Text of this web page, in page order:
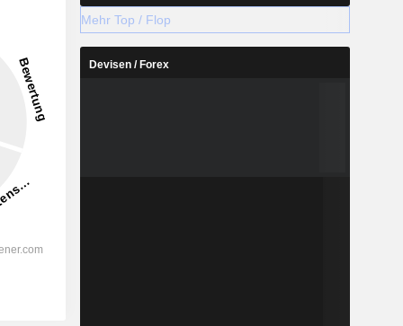
Mehr Top / Flop
Devisen / Forex